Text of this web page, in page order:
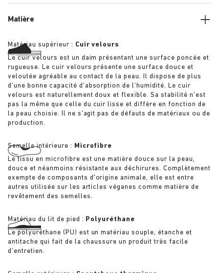
Matière
Matériau supérieur : Cuir velours
Le cuir velours est un daim présentant une surface poncée et
rugueuse. Le cuir velours présente une surface douce et
veloutée agréable au contact de la peau. Il dispose de plus
d’une bonne capacité d’absorption de l’humidité. Le cuir
velours est naturellement doux et flexible. Sa stabilité n’est
pas la même que celle du cuir lisse et diffère en fonction de
la peau choisie. Il ne s'agit pas de défauts de matériaux ou de
production.
Semelle intérieure : Microfibre
Le tissu en microfibre est une matière douce sur la peau,
douce et néanmoins résistante aux déchirures. Complètement
exempte de composants d'origine animale, elle est entre
autres utilisée sur les articles véganes comme matière de
revêtement des semelles.
Matériau du lit de pied : Polyuréthane
Le polyuréthane (PU) est un matériau souple, étanche et
antitache qui fait de la chaussure un produit très facile
d’entretien.